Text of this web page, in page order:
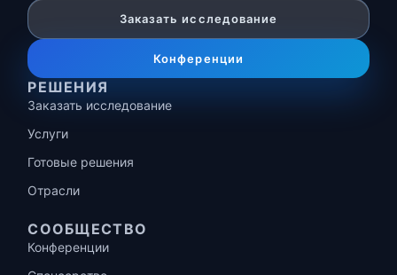
Заказать исследование
Конференции
РЕШЕНИЯ
Заказать исследование
Услуги
Готовые решения
Отрасли
СООБЩЕСТВО
Конференции